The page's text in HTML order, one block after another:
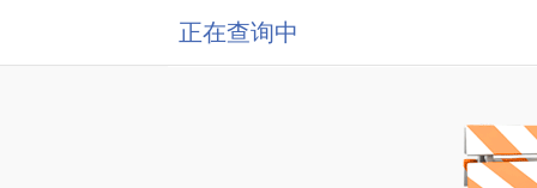
正在查询中